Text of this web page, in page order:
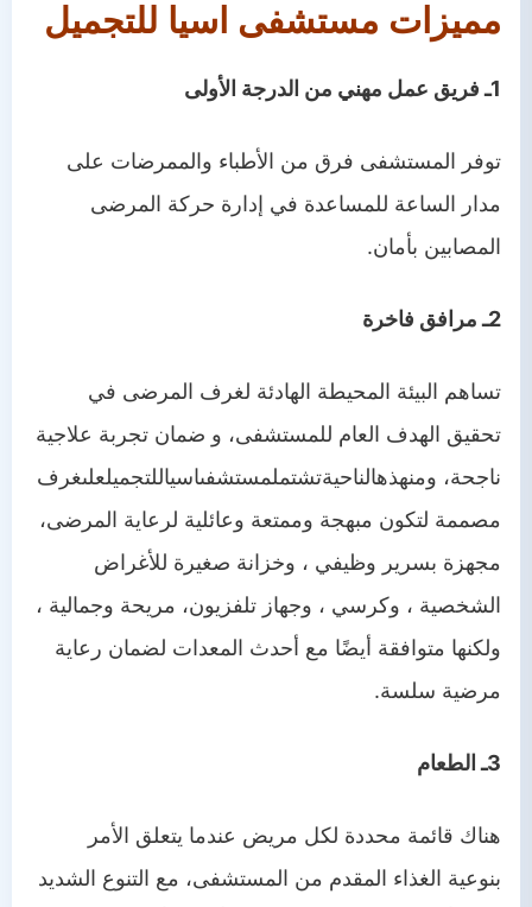
مميزات مستشفى اسيا للتجميل
1ـ فريق عمل مهني من الدرجة الأولى
توفر المستشفى فرق من الأطباء والممرضات على
مدار الساعة للمساعدة في إدارة حركة المرضى
المصابين بأمان.
2ـ مرافق فاخرة
تساهم البيئة المحيطة الهادئة لغرف المرضى في
تحقيق الهدف العام للمستشفى، و ضمان تجربة علاجية
ناجحة، ومنهذهالناحيةتشتملمستشفىاسياللتجميلعلىغرف
مصممة لتكون مبهجة وممتعة وعائلية لرعاية المرضى،
مجهزة بسرير وظيفي ، وخزانة صغيرة للأغراض
الشخصية ، وكرسي ، وجهاز تلفزيون، مريحة وجمالية ،
ولكنها متوافقة أيضًا مع أحدث المعدات لضمان رعاية
مرضية سلسة.
3ـ الطعام
هناك قائمة محددة لكل مريض عندما يتعلق الأمر
بنوعية الغذاء المقدم من المستشفى، مع التنوع الشديد